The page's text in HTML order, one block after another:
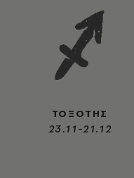
ΤΟΞΟΤΗΣ
23.11-21.12